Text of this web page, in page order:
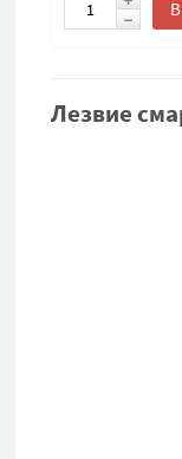
Лезвие